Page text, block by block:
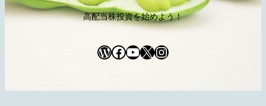
高配当株投資を始めよう！
WordPress
Facebook
YouTube
X Instagram